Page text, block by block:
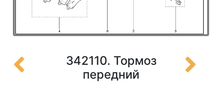
342110. Тормоз
передний